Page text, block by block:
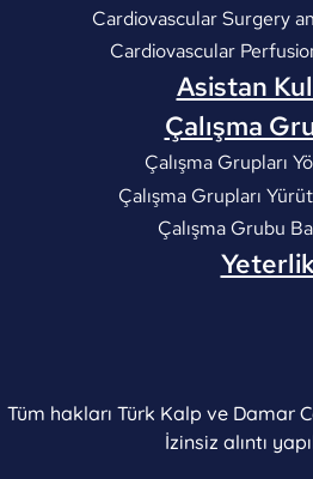
Cardiovascular Surgery
Cardiovascular
Asistan
Çalışma
Çalışma Grupları
Çalışma Grupları
Çalışma Grubu
Tüm hakları Türk Kalp ve Damar
İzinsiz alıntı